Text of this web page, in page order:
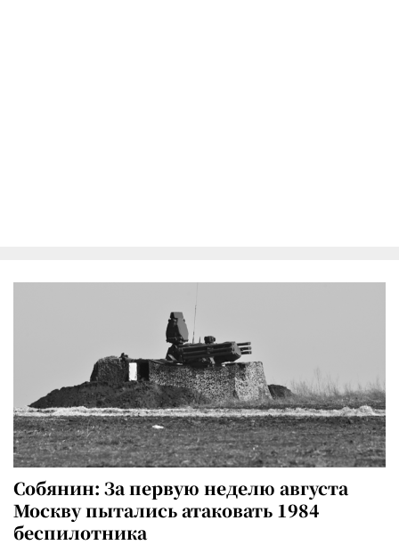
Собянин: За первую неделю августа
Москву пытались атаковать 1984
беспилотника